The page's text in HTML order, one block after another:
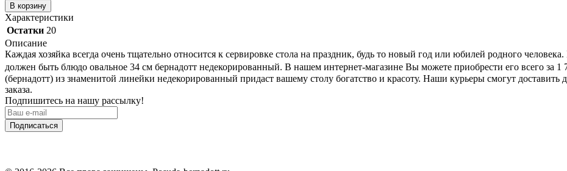
В корзину
Характеристики
Остатки 20
Описание
Каждая хозяйка всегда очень тщательно относится к сервировке стола на праздник, будь то новый год или юбилей родного
должен быть блюдо овальное 34 см бернадотт недекорированный. В нашем интернет-магазине Вы можете приобрести его всего за 1
(бернадотт) из знаменитой линейки недекорированный придаст вашему столу богатство и красоту. Наши курьеры смогут
заказа.
Подпишитесь на нашу рассылку!
Подписаться